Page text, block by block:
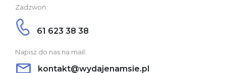
Zadzwoń:
61 623 38 38
Napisz do nas na mail:
kontakt@wydajenamsie.pl